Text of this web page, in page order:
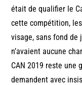
était de qualifier le
cette compétition,
visage, sans fond
n’avaient aucune
CAN 2019 reste une
demandent avec